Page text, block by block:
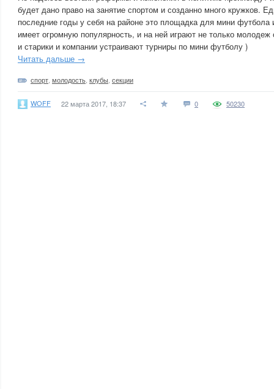
будет дано право на занятие спортом и созданно много кружков.
последние годы у себя на районе это площадка для мини футбола
имеет огромную популярность, и на ней играют не только
и старики и компании устраивают турниры по мини футболу )
Читать дальше →
спорт молодость клубы секции
WOFF 22 марта 2017, 18:37 0 50230